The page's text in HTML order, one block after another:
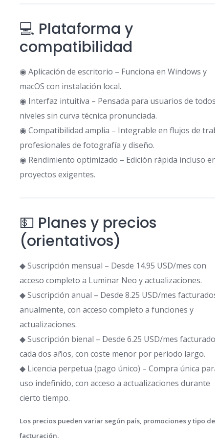
💻 Plataforma y
compatibilidad
◉ Aplicación de escritorio – Funciona en Windows y
macOS con instalación local.
◉ Interfaz intuitiva – Pensada para usuarios de todos
niveles sin curva técnica pronunciada.
◉ Compatibilidad amplia – Integrable en flujos de
profesionales de fotografía y diseño.
◉ Rendimiento optimizado – Edición rápida incluso en
proyectos exigentes.
💵 Planes y precios
(orientativos)
◆ Suscripción mensual – Desde 14.95 USD/mes con
acceso completo a Luminar Neo y actualizaciones.
◆ Suscripción anual – Desde 8.25 USD/mes facturados
anualmente, con acceso completo a funciones y
actualizaciones.
◆ Suscripción bienal – Desde 6.25 USD/mes facturados
cada dos años, con coste menor por periodo largo.
◆ Licencia perpetua (pago único) – Compra única para
uso indefinido, con acceso a actualizaciones durante
cierto tiempo.
Los precios pueden variar según país, promociones y tipo de
facturación.